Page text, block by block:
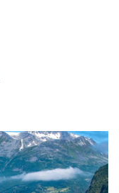
沖繩自